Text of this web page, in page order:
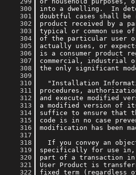
    300
    301
    302
    303
    304
    305
    306
    307
    308
    309
    310
    311
    312
    313
    314
    315
    316
    317
    318
    319
    320
    321
    322